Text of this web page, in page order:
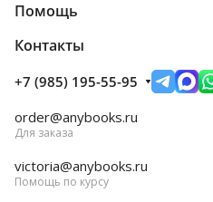
Помощь
Контакты
+7 (985) 195-55-95
order@anybooks.ru
Для заказа
victoria@anybooks.ru
Помощь по курсу